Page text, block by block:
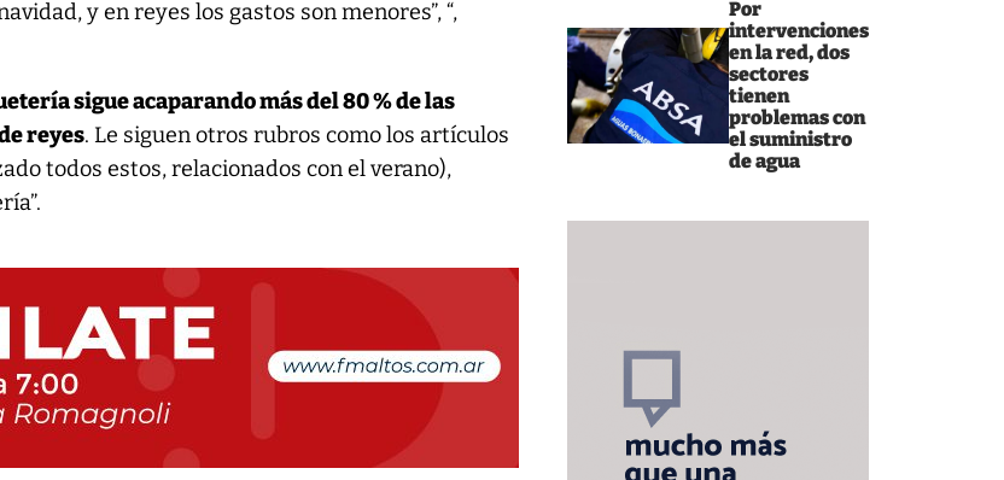
Por
intervenciones
en la red, dos
sectores
tienen
problemas con
el suministro
de agua
y en reyes los gastos son menores”, “,
sigue acaparando más del 80 % de las
reyes. Le siguen otros rubros como los artículos
todos estos, relacionados con el verano),